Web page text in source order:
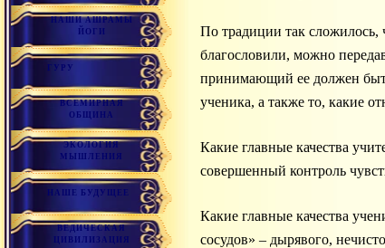
НАШИ АШРАМЫ
ЙОГИ
ГУРУ
ВСЕМИРНАЯ
ОБЩИНА
ЭКОЛОГИЯ
МЫШЛЕНИЯ
НАШЕ БУДУЩЕЕ
ВЕДИЧЕСКАЯ
ЦИВИЛИЗАЦИЯ
По традиции так сложилось,
благословили, можно
принимающий ее должен
ученика, а также то, какие
Какие главные качества
совершенный контроль
Какие главные качества
сосудов» – дырявого,